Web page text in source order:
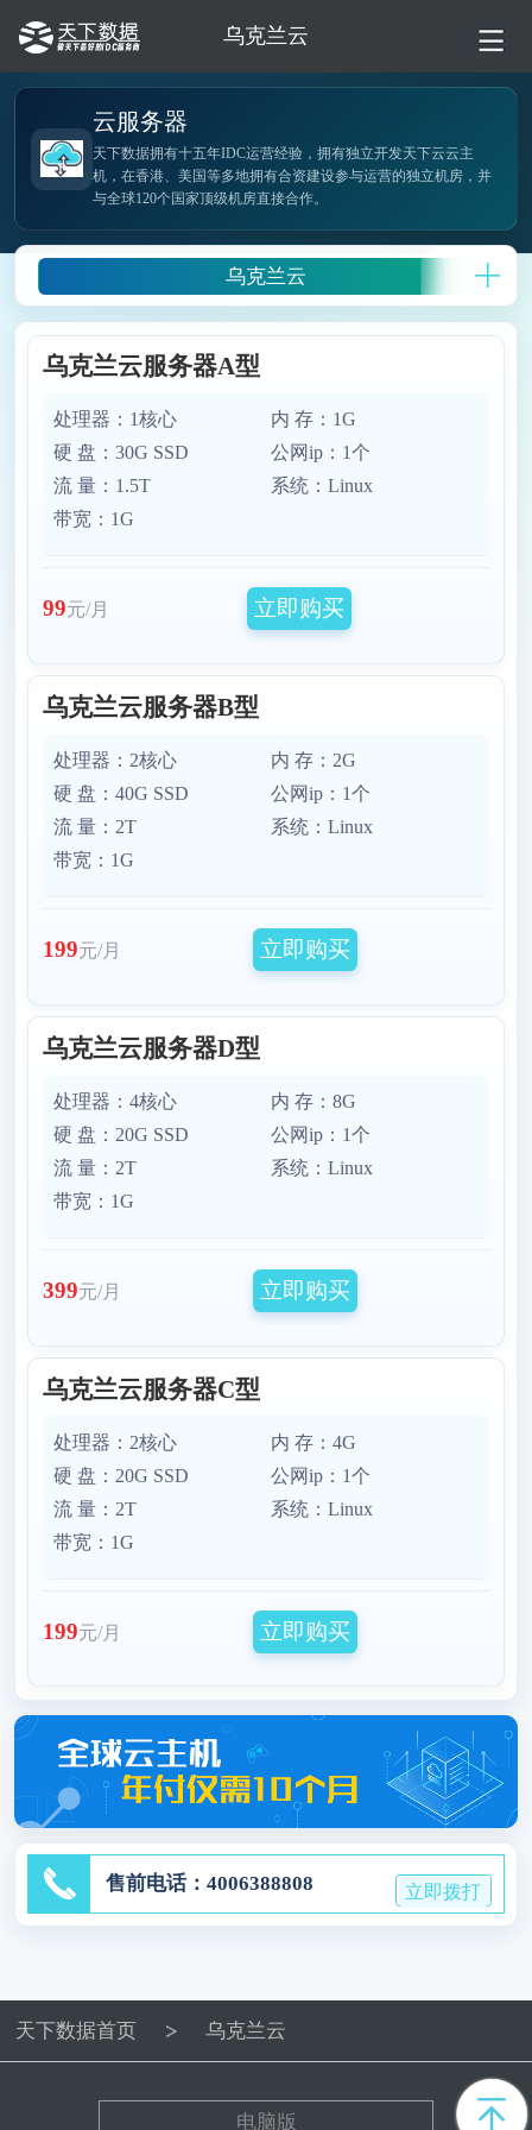
乌克兰云
云服务器
天下数据拥有十五年IDC运营经验，拥有独立开发天下云云主
机，在香港、美国等多地拥有合资建设参与运营的独立机房，并
与全球120个国家顶级机房直接合作。
乌克兰云
乌克兰云服务器A型
处理器：1核心
硬 盘：30G SSD
流 量：1.5T
带宽：1G
内 存：1G
公网ip：1个
系统：Linux
99元/月 立即购买
乌克兰云服务器B型
处理器：2核心
硬 盘：40G SSD
流 量：2T
带宽：1G
内 存：2G
公网ip：1个
系统：Linux
199元/月 立即购买
乌克兰云服务器D型
处理器：4核心
硬 盘：20G SSD
流 量：2T
带宽：1G
内 存：8G
公网ip：1个
系统：Linux
399元/月 立即购买
乌克兰云服务器C型
处理器：2核心
硬 盘：20G SSD
流 量：2T
带宽：1G
内 存：4G
公网ip：1个
系统：Linux
199元/月 立即购买
售前电话：4006388808 立即拨打
天下数据首页 乌克兰云
电脑版